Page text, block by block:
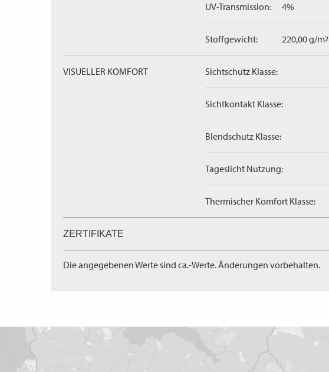
UV-Transmission: 4%
Stoffgewicht: 220,00 g/m2
VISUELLER KOMFORT Sichtschutz Klasse:
Sichtkontakt Klasse:
Blendschutz Klasse:
Tageslicht Nutzung:
Thermischer Komfort Klasse:
ZERTIFIKATE
Die angegebenen Werte sind ca.-Werte. Änderungen vorbehalten.